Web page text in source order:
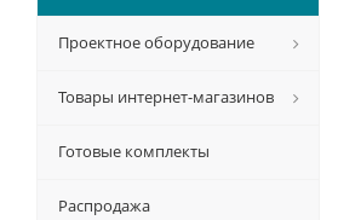
Проектное оборудование
Товары интернет-магазинов
Готовые комплекты
Распродажа